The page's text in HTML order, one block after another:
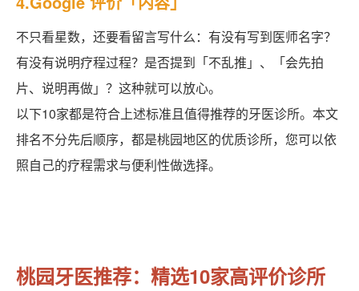
不只看星数，还要看留言写什么：有没有写到医师名字？
有没有说明疗程过程？是否提到「不乱推」、「会先拍
片、说明再做」？这种就可以放心。
以下10家都是符合上述标准且值得推荐的牙医诊所。本文
排名不分先后顺序，都是桃园地区的优质诊所，您可以依
照自己的疗程需求与便利性做选择。
桃园牙医推荐：精选10家高评价诊所